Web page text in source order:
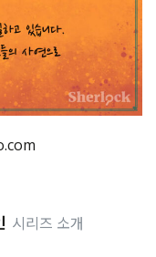
시리즈 소개